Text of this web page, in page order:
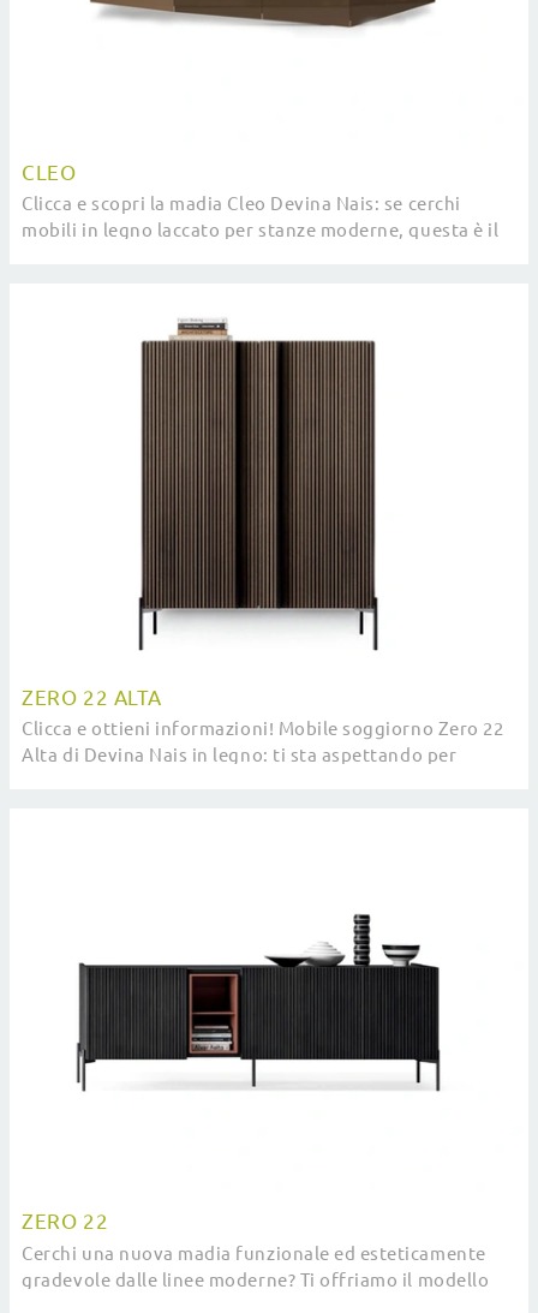
CLEO
Clicca e scopri la madia Cleo Devina Nais: se cerchi
mobili in legno laccato per stanze moderne, questa è il
ZERO 22 ALTA
Clicca e ottieni informazioni! Mobile soggiorno Zero 22
Alta di Devina Nais in legno: ti sta aspettando per
ZERO 22
Cerchi una nuova madia funzionale ed esteticamente
gradevole dalle linee moderne? Ti offriamo il modello